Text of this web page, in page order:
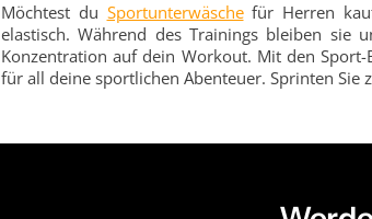
Möchtest du Sportunterwäschefür Herren
elastisch. Während des Trainings bleiben sie
Konzentration auf dein Workout. Mit den
für all deine sportlichen Abenteuer. Sprinten